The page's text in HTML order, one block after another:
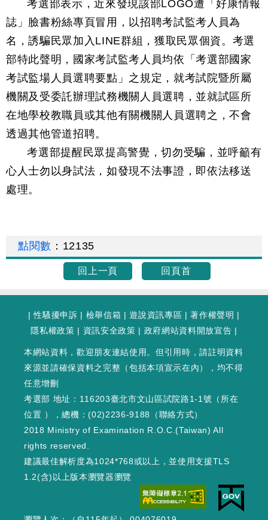
考選部表示，近來發現該部LOGO遭「好康情報
誌」臉書粉絲專頁冒用，以招聘考試監考人員為
名，誘騙民眾加入LINE群組，獲取民眾個資。考選
部特此聲明，國家考試監考人員均依「考選部國家
考試監場人員選聘要點」之規定，就考試院暨所屬
機關及受委託辦理試務機關人員選聘，並就試區所
在地學校教職員或其他有關機關人員選聘之，不會
透過其他管道招聘。
考選部提醒民眾提高警覺，切勿受騙，並呼籲有
心人士勿以身試法，如發現不法事證，即依法移送
處理。
點閱數 ： 12135
回上一頁 回頁首
|性騷擾申訴 | 檢舉信箱 |遊說資訊專區 |著作權聲明 |
隱私權政策 | 資訊安全政策 | 政府網站資料開放宣告 |
本網站資料，歡迎朋友連結使用。但引用時，請註明資料
來源並請確保資料之完整（包括本項宣示在內），均不得
任意增刪
考選部 地址：116203臺北市文山區試院路1-1號（ 所在
位置 ），總機：(02)2236-9188（聯絡方式）
2018 Ministry of Examination R.O.C.(Taiwan) All
rights reserved.
建議最佳解析度為1024*768或以上，並使用支援TLS
1.2(含)以上版本瀏覽器瀏覽